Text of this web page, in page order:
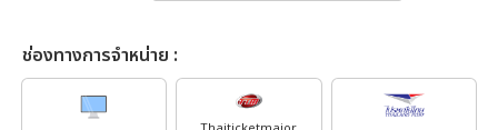
ช่องทางการจำหน่าย :